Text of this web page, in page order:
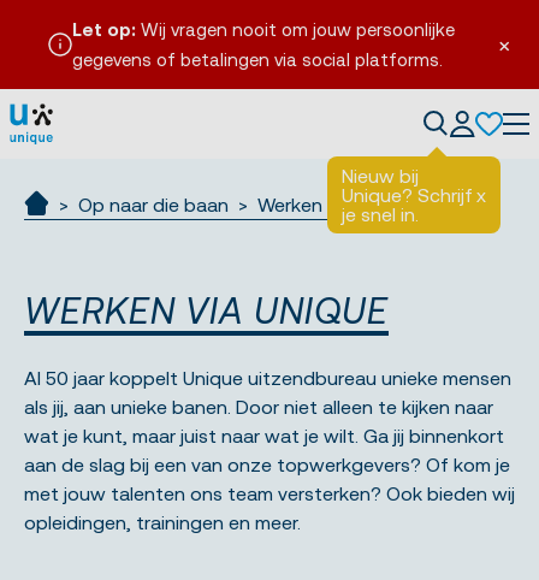
×
Let op: Wij vragen nooit om jouw persoonlijke
gegevens of betalingen via social platforms.
Nieuw bij
Unique? Schrijf
je snel in.
x
Op naar die baan Werken via Unique
WERKEN VIA UNIQUE
Al 50 jaar koppelt Unique uitzendbureau unieke mensen
als jij, aan unieke banen. Door niet alleen te kijken naar
wat je kunt, maar juist naar wat je wilt. Ga jij binnenkort
aan de slag bij een van onze topwerkgevers? Of kom je
met jouw talenten ons team versterken? Ook bieden wij
opleidingen, trainingen en meer.